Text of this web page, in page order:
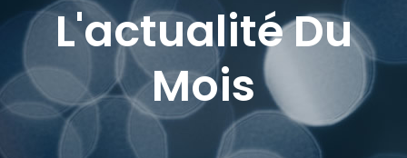
L'actualité Du
Mois